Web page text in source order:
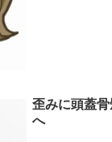
歪みに頭蓋
へ